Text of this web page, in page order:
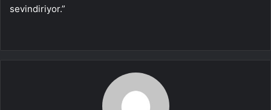
sevindiriyor.”